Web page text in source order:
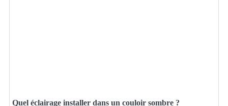
Quel éclairage installer dans un couloir sombre ?